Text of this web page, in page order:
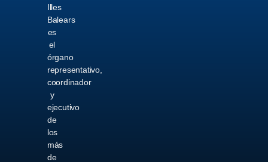
Illes
Balears
es
el
órgano
representativo,
coordinador
y
ejecutivo
de
los
más
de